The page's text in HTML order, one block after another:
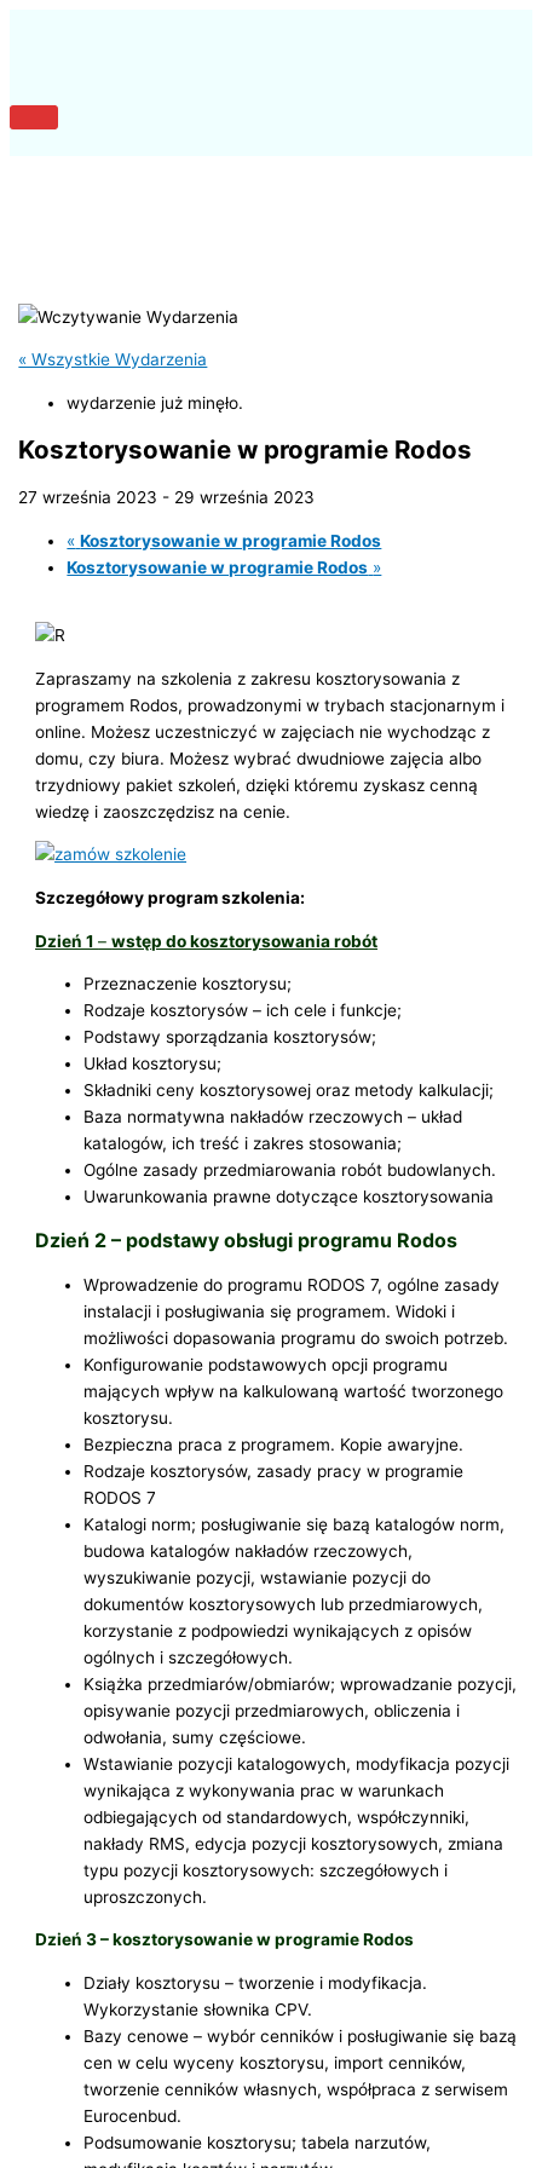
Główne
« Wszystkie Wydarzenia
wydarzenie już minęło.
Kosztorysowanie w programie Rodos
27 września 2023 - 29 września 2023
« Kosztorysowanie w programie Rodos
Kosztorysowanie w programie Rodos »
Zapraszamy na szkolenia z zakresu kosztorysowania z
programem Rodos, prowadzonymi w trybach stacjonarnym i
online. Możesz uczestniczyć w zajęciach nie wychodząc z
domu, czy biura. Możesz wybrać dwudniowe zajęcia albo
trzydniowy pakiet szkoleń, dzięki któremu zyskasz cenną
wiedzę i zaoszczędzisz na cenie.
Szczegółowy program szkolenia:
Dzień 1–wstęp do kosztorysowania robót
Przeznaczenie kosztorysu;
Rodzaje kosztorysów – ich cele i funkcje;
Podstawy sporządzania kosztorysów;
Układ kosztorysu;
Składniki ceny kosztorysowej oraz metody kalkulacji;
Baza normatywna nakładów rzeczowych – układ
katalogów, ich treść i zakres stosowania;
Ogólne zasady przedmiarowania robót budowlanych.
Uwarunkowania prawne dotyczące kosztorysowania
Dzień 2 – podstawy obsługi programu Rodos
Wprowadzenie do programu RODOS 7, ogólne zasady
instalacji i posługiwania się programem. Widoki i
możliwości dopasowania programu do swoich potrzeb.
Konfigurowanie podstawowych opcji programu
mających wpływ na kalkulowaną wartość tworzonego
kosztorysu.
Bezpieczna praca z programem. Kopie awaryjne.
Rodzaje kosztorysów, zasady pracy w programie
RODOS 7
Katalogi norm; posługiwanie się bazą katalogów norm,
budowa katalogów nakładów rzeczowych,
wyszukiwanie pozycji, wstawianie pozycji do
dokumentów kosztorysowych lub przedmiarowych,
korzystanie z podpowiedzi wynikających z opisów
ogólnych i szczegółowych.
Książka przedmiarów/obmiarów; wprowadzanie pozycji,
opisywanie pozycji przedmiarowych, obliczenia i
odwołania, sumy częściowe.
Wstawianie pozycji katalogowych, modyfikacja pozycji
wynikająca z wykonywania prac w warunkach
odbiegających od standardowych, współczynniki,
nakłady RMS, edycja pozycji kosztorysowych, zmiana
typu pozycji kosztorysowych: szczegółowych i
uproszczonych.
Dzień 3 – kosztorysowanie w programie Rodos
Działy kosztorysu – tworzenie i modyfikacja.
Wykorzystanie słownika CPV.
Bazy cenowe – wybór cenników i posługiwanie się bazą
cen w celu wyceny kosztorysu, import cenników,
tworzenie cenników własnych, współpraca z serwisem
Eurocenbud.
Podsumowanie kosztorysu; tabela narzutów,